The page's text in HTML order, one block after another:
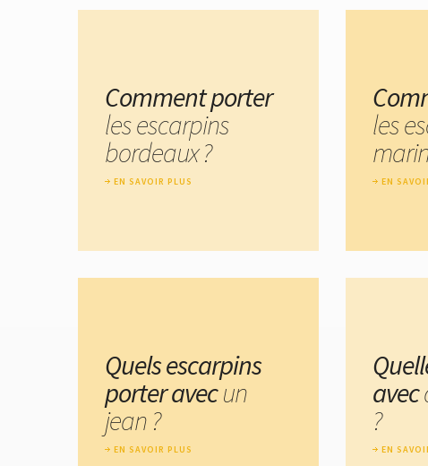
Comment porter
les escarpins
bordeaux ?
EN SAVOIR PLUS
les
EN
Quels escarpins
porter avecun
jean ?
EN SAVOIR PLUS
avec
?
EN